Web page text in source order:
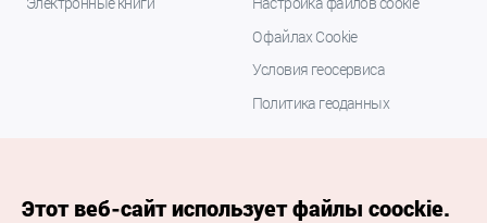
О файлах Cookie
Условия геосервиса
Политика геоданных
Этот веб-сайт использует файлы coockie.